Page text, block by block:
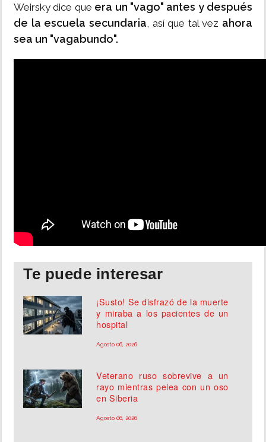
Weirsky dice que era un "vago" antes y después
de la escuela secundaria, así que tal vez ahora
sea un "vagabundo".
Te puede interesar
¡Susto! Se disfrazó de la muerte
y miraba a los pacientes de un
hospital
Agosto 06, 2026
Veterano ruso sobrevive a un
rayo mientras pelea con un oso
en Siberia
Agosto 06, 2026